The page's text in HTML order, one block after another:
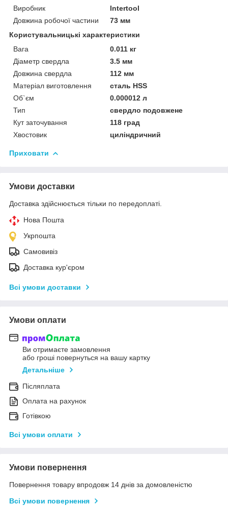
Виробник
Intertool
Довжина робочої частини
73 мм
Користувальницькі характеристики
Вага
0.011 кг
Діаметр свердла
3.5 мм
Довжина свердла
112 мм
Матеріал виготовлення
сталь HSS
Об`єм
0.000012 л
Тип
свердло подовжене
Кут заточування
118 град
Хвостовик
циліндричний
Приховати
Умови доставки
Доставка здійснюється тільки по передоплаті.
Нова Пошта
Укрпошта
Самовивіз
Доставка кур'єром
Всі умови доставки
Умови оплати
Ви отримаєте замовлення
або гроші повернуться на вашу картку
Детальніше
Післяплата
Оплата на рахунок
Готівкою
Всі умови оплати
Умови повернення
Повернення товару впродовж 14 днів за домовленістю
Всі умови повернення